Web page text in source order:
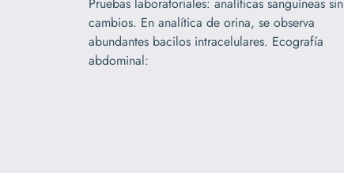
cambios. En analítica de orina, se observa
abundantes bacilos intracelulares. Ecografía
abdominal: